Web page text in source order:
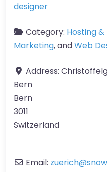
designer
Category: Hosting
Marketing, andWeb
Address:
Bern
Bern
3011
Switzerland
Email: zuerich@